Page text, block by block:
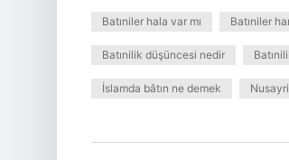
Batıniler hala var mı Batıniler
Batınilik düşüncesi nedir
İslamda bâtın ne demek